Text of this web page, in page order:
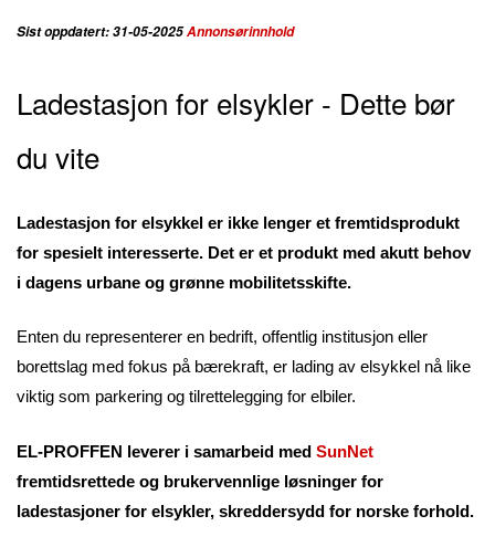
Sist oppdatert: 31-05-2025Annonsørinnhold
Ladestasjon for elsykler - Dette bør
du vite
Ladestasjon for elsykkel er ikke lenger et fremtidsprodukt
for spesielt interesserte. Det er et produkt med akutt behov
i dagens urbane og grønne mobilitetsskifte.
Enten du representerer en bedrift, offentlig institusjon eller
borettslag med fokus på bærekraft, er lading av elsykkel nå like
viktig som parkering og tilrettelegging for elbiler.
EL-PROFFEN leverer i samarbeid med SunNet
fremtidsrettede og brukervennlige løsninger for
ladestasjoner for elsykler, skreddersydd for norske forhold.